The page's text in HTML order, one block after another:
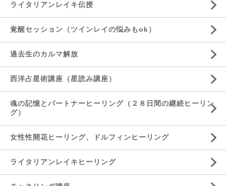
ライタリアンレイキ伝授
覚醒セッション（ツインレイの悩みもok）
過去生のカルマ解放
西洋占星術講座（星読み講座）
魂の記憶とパートナーヒーリング（２８日間の継続ヒーリン
グ）
女性性開花ヒーリング、ドルフィンヒーリング
ライタリアンレイキヒーリング